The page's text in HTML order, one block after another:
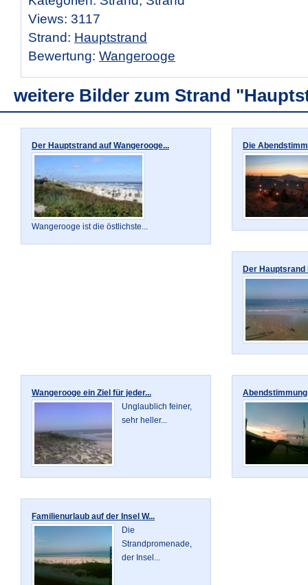
Views: 3117
Strand: Hauptstrand
Bewertung: Wangerooge
weitere Bilder zum Strand
Der Hauptstrand auf Wangerooge...
Wangerooge ist die östlichste...
Die
Der Hauptsrand
Wangerooge ein Ziel für jeder...
Unglaublich feiner,
sehr heller...
Familienurlaub auf der Insel W...
Die
Strandpromenade,
der Insel...